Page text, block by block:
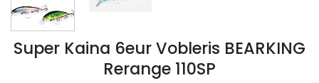
Super Kaina 6eur Vobleris BEARKING
Rerange 110SP